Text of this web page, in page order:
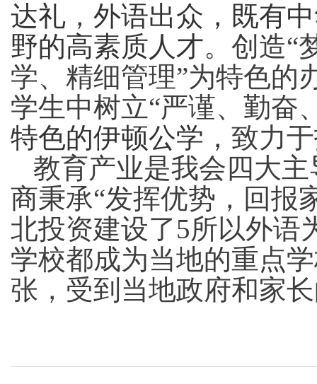
达礼 ， 外语出众 ， 既有
野的高素质人才。 创造“
学、精细管理”为特色的
学生中树立“严谨、勤奋
特色的伊顿公学 ， 致力
教育产业是我会四大
商秉承“发挥优势，回报
北投资建设了5所以外语
学校都成为当地的重点
张，受到当地政府和家